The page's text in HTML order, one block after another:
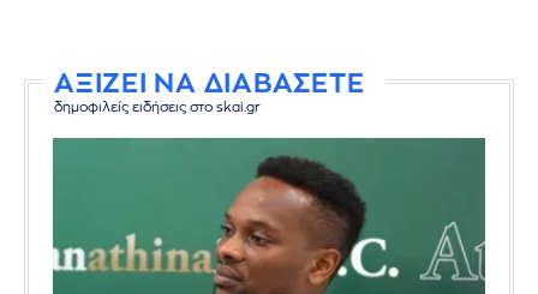
ΑΞΙΖΕΙ ΝΑ ΔΙΑΒΑΣΕΤΕ
δημοφιλείς ειδήσεις στο skai.gr